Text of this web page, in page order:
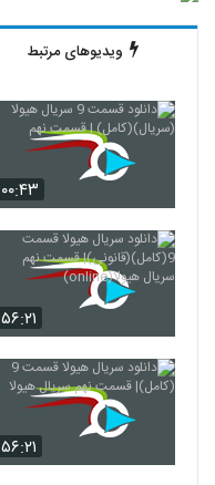
ویدیوهای مرتبط
۰۰:۴۳
۵۶:۲۱
۵۶:۲۱